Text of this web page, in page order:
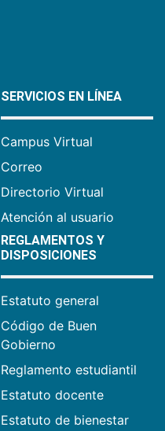
SERVICIOS EN LÍNEA
Campus Virtual
Correo
Directorio Virtual
Atención al usuario
REGLAMENTOS Y
DISPOSICIONES
Estatuto general
Código de Buen
Gobierno
Reglamento estudiantil
Estatuto docente
Estatuto de bienestar